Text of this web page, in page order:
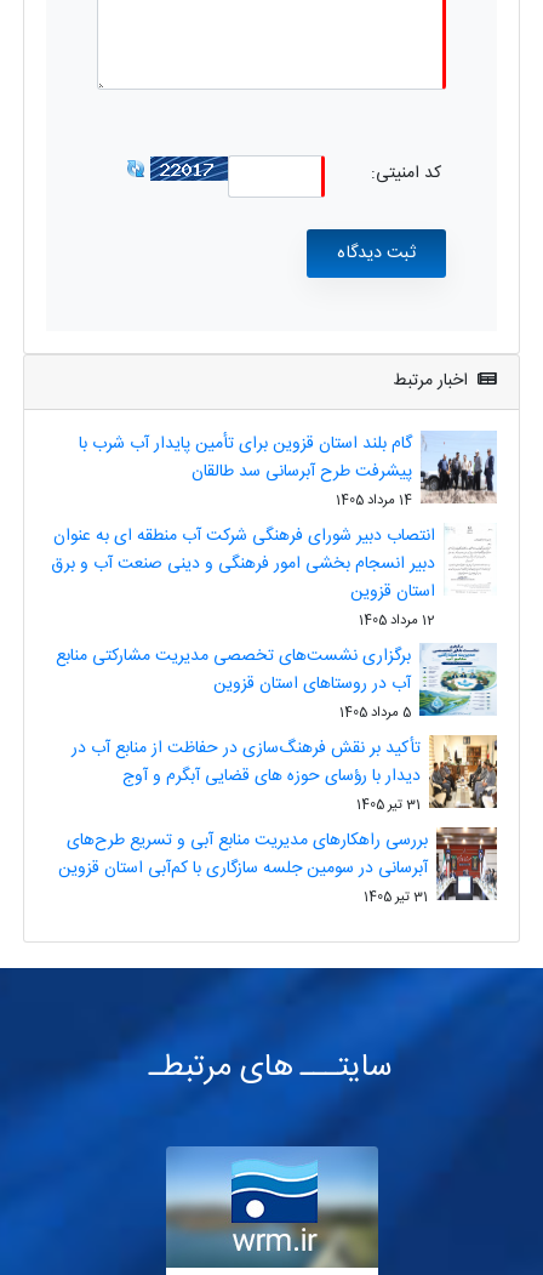
کد امنیتی:
اخبار مرتبط
گام بلند استان قزوین برای تأمین پایدار آب شرب با
پیشرفت طرح آبرسانی سد طالقان
14 مرداد 1405
انتصاب دبیر شورای فرهنگی شرکت آب منطقه ای به عنوان
دبیر انسجام بخشی امور فرهنگی و دینی صنعت آب و برق
استان قزوین
12 مرداد 1405
برگزاری نشست‌های تخصصی مدیریت مشارکتی منابع
آب در روستاهای استان قزوین
5 مرداد 1405
تأکید بر نقش فرهنگ‌سازی در حفاظت از منابع آب در
دیدار با رؤسای حوزه های قضایی آبگرم و آوج
31 تیر 1405
بررسی راهکارهای مدیریت منابع آبی و تسریع طرح‌های
آبرسانی در سومین جلسه سازگاری با کم‌آبی استان قزوین
31 تیر 1405
سایتـــ های مرتبطـ